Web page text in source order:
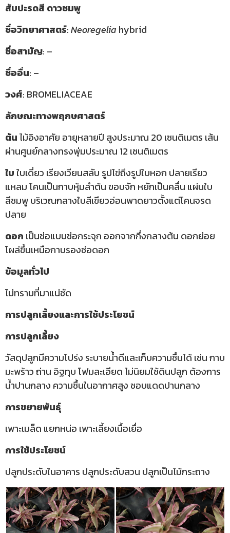
สับปะรดสี ดาวชมพู
ชื่อวิทยาศาสตร์:Neoregelia hybrid
ชื่อสามัญ: –
ชื่ออื่น: –
วงศ์: BROMELIACEAE
ลักษณะทางพฤกษศาสตร์
ต้นไม้อิงอาศัย อายุหลายปี สูงประมาณ 20 เซนติเมตร เส้น
ผ่านศูนย์กลางทรงพุ่มประมาณ 12 เซนติเมตร
ใบใบเดี่ยว เรียงเวียนสลับ รูปไข่ถึงรูปใบหอก ปลายเรียว
แหลม โคนเป็นกาบหุ้มลำต้น ขอบจัก หยักเป็นคลื่น แผ่นใบ
สีชมพู บริเวณกลางใบสีเขียวอ่อนพาดยาวตั้งแต่โคนจรด
ปลาย
ดอก เป็นช่อแบบช่อกระจุก ออกจากกึ่งกลางต้น ดอกย่อย
โผล่ขึ้นเหนือกาบรองช่อดอก
ข้อมูลทั่วไป
ไม่ทราบที่มาแน่ชัด
การปลูกเลี้ยงและการใช้ประโยชน์
การปลูกเลี้ยง
วัสดุปลูกมีความโปร่ง ระบายน้ำดีและเก็บความชื้นได้ เช่น กาบ
มะพร้าว ถ่าน อิฐทุบ โฟมละเอียด ไม่นิยมใช้ดินปลูก ต้องการ
น้ำปานกลาง ความชื้นในอากาศสูง ชอบแดดปานกลาง
การขยายพันธุ์
เพาะเมล็ด แยกหน่อ เพาะเลี้ยงเนื้อเยื่อ
การใช้ประโยชน์
ปลูกประดับในอาคาร ปลูกประดับสวน ปลูกเป็นไม้กระถาง